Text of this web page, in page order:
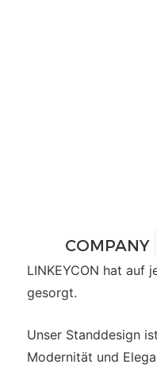
COMPANY
LINKEYCON hat auf
gesorgt.
Unser Standdesign
Modernität und